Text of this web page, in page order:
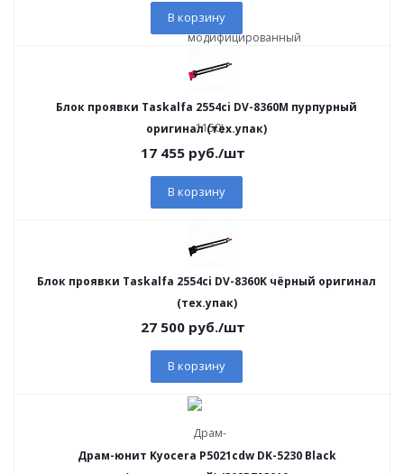
В корзину
Блок проявки Taskalfa 2554ci DV-8360M пурпурный
оригинал (тех.упак)
17 455 руб./шт
В корзину
Блок проявки Taskalfa 2554ci DV-8360K чёрный оригинал
(тех.упак)
27 500 руб./шт
В корзину
Драм-юнит Kyocera P5021cdw DK-5230 Black